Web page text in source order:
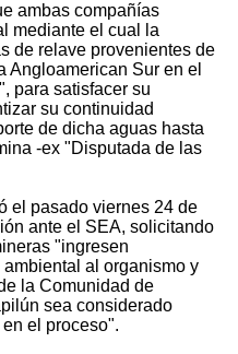
ambas compañías
mediante el cual la
de relave provenientes de
Angloamerican Sur en el
para satisfacer su
su continuidad
de dicha aguas hasta
-ex "Disputada de las
el pasado viernes 24 de
ante el SEA, solicitando
"ingresen
al organismo y
la Comunidad de
sea considerado
el proceso".